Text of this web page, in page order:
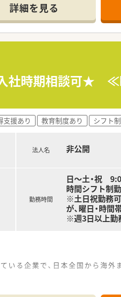
場所に位置し面対応で処方箋
枚ほどで落ち着いたペースで業
タッフが在籍し連携を取りな
て前向きで謙虚な態度で取り
験2年以上をお持ちの方が対象
ができコミュニケーションが
幅広い知識を身につけたい方
てメリハリのある働き方を希
基盤を保持し連続成長を継続
薬剤師の育成とスキル向上に力
詳細を見る
入社時期相談可
支援あり 教育制度あり シフト制
法人名 非公開
勤務時間
日～土・祝
時間シフト制
※土日祝勤務
が、曜日・時間
※週3日以上勤
る企業で、日本全国から海